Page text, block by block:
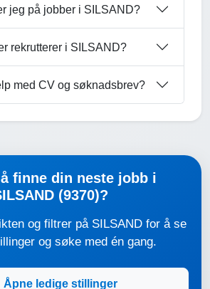
jeg på jobber i SILSAND?
rekrutterer i SILSAND?
med CV og søknadsbrev?
finne din neste jobb i
(9370)?
og filtrer på SILSAND for å se
og søke med én gang.
Åpne ledige stillinger